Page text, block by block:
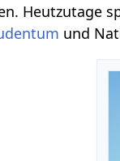
Heutzutage
und